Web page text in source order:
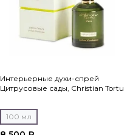
Интерьерные духи-спрей
Цитрусовые сады, Christian Tortu
100 мл